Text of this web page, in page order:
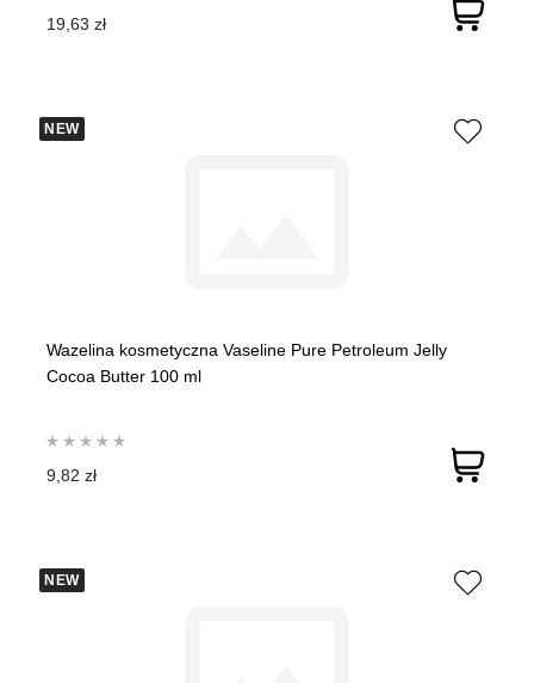
19,63 zł
NEW
Wazelina kosmetyczna Vaseline Pure Petroleum Jelly
Cocoa Butter 100 ml
9,82 zł
NEW